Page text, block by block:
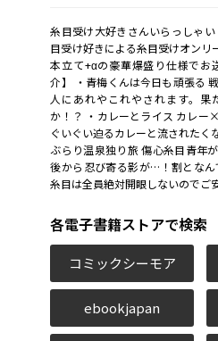
糸目受け大好きさんいらっしゃ
目受け好きによる糸目受けオンリ
本立て+αの豪華爆盛り仕様でお
介】 ・青梅くんは今日も頑張る
人にあれやこれやされます。果
か！？ ・カレーとライス カレー
ぐいぐい迫るカレーと流されたく
ぶらり温泉独り旅 傷心糸目青年
後から忍び寄る影が…！割とな
糸目は全員絶対開眼しないのでご
各電子書籍ストアで検索
コミックシーモア
ebookjapan